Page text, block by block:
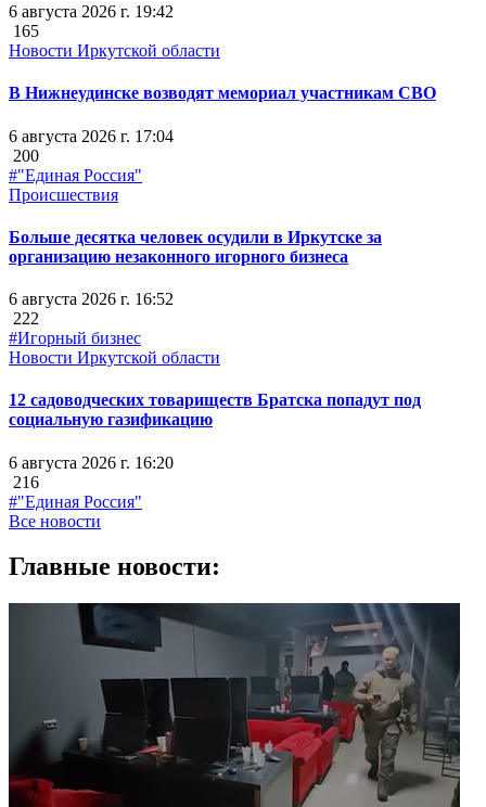
6 августа 2026 г. 19:42
165
Новости Иркутской области
В Нижнеудинске возводят мемориал участникам СВО
6 августа 2026 г. 17:04
200
#"Единая Россия"
Происшествия
Больше десятка человек осудили в Иркутске за
организацию незаконного игорного бизнеса
6 августа 2026 г. 16:52
222
#Игорный бизнес
Новости Иркутской области
12 садоводческих товариществ Братска попадут под
социальную газификацию
6 августа 2026 г. 16:20
216
#"Единая Россия"
Все новости
Главные новости: